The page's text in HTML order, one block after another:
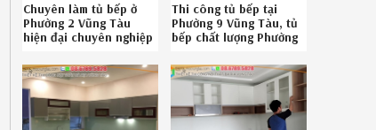
Chuyên làm tủ bếp ở
Phường 2 Vũng Tàu
hiện đại chuyên nghiệp
502619SXW
Thi công tủ bếp tại
Phường 9 Vũng Tàu, tủ
bếp chất lượng Phường
nghiệp liên hệ 08-
6789-5828